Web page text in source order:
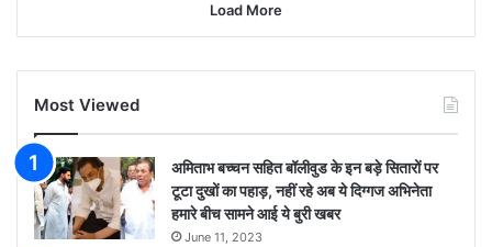
Load More
Most Viewed
अमिताभ बच्चन सहित बॉलीवुड के इन बड़े सितारों पर
टूटा दुखों का पहाड़, नहीं रहे अब ये दिग्गज अभिनेता
हमारे बीच सामने आई ये बुरी खबर
June 11, 2023